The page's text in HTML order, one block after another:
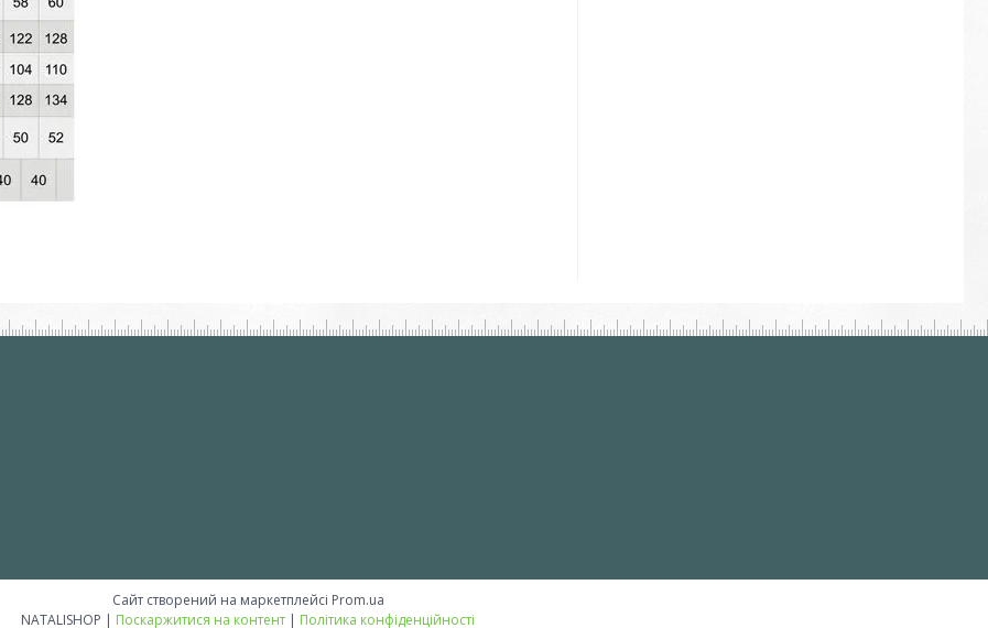
Сайт створений на маркетплейсі Prom.ua
NATALISHOP | Поскаржитися на контент | Політика конфіденційності